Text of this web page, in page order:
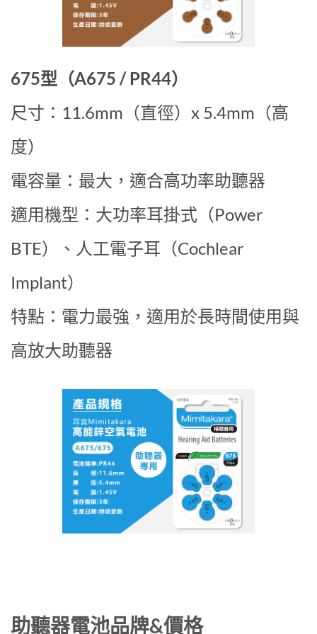
675型（A675 / PR44）
尺寸：11.6mm（直徑）x 5.4mm（高
度）
電容量：最大，適合高功率助聽器
適用機型：大功率耳掛式（Power
BTE）、人工電子耳（Cochlear
Implant）
特點：電力最強，適用於長時間使用與
高放大助聽器
助聽器電池品牌&價格